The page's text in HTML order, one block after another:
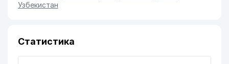
Узбекистан
Статистика